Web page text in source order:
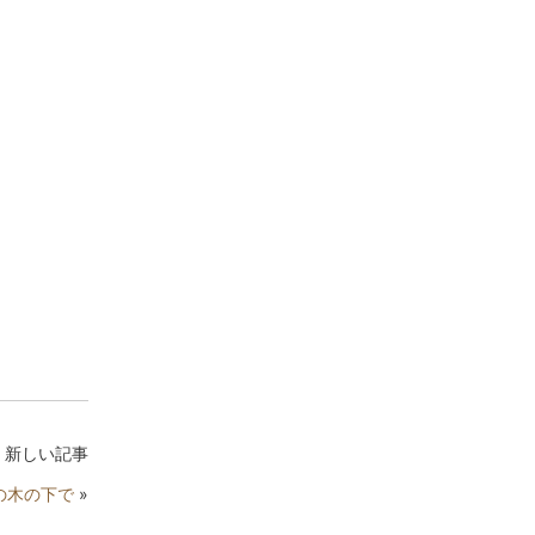
新しい記事
木の下で»